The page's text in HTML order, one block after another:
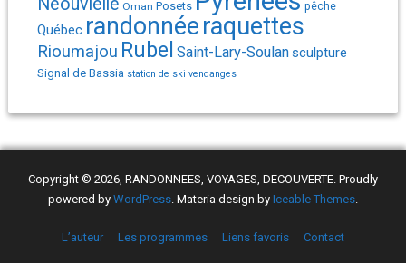
Oman Posets pêche
Québec randonnéeraquettes
Rioumajou Rubel Saint-Lary-Soulansculpture
Signal de Bassia station de ski vendanges
Copyright © 2026, RANDONNEES, VOYAGES, DECOUVERTE. Proudly
powered by WordPress. Materia design by Iceable Themes.
L’auteur Les programmes Liens favoris Contact